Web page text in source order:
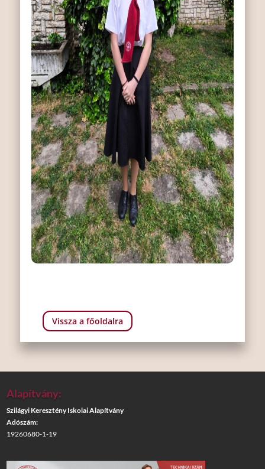
Vissza a főoldalra
Alapítvány:
Szilágyi Keresztény Iskolai Alapítvány
Adószám:
19260680-1-19